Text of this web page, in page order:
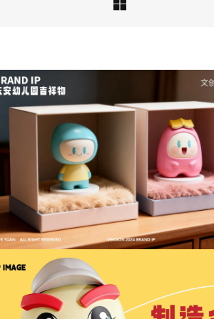

从战略高度审视文旅ip设计，我们发现这……